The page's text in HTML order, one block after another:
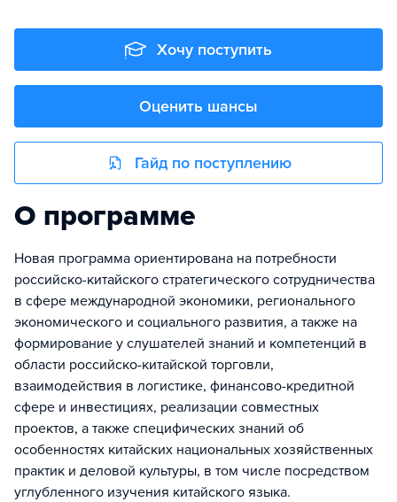
Хочу поступить
Оценить шансы
Гайд по поступлению
О программе
Новая программа ориентирована на потребности
российско-китайского стратегического сотрудничества
в сфере международной экономики, регионального
экономического и социального развития, а также на
формирование у слушателей знаний и компетенций в
области российско-китайской торговли,
взаимодействия в логистике, финансово-кредитной
сфере и инвестициях, реализации совместных
проектов, а также специфических знаний об
особенностях китайских национальных хозяйственных
практик и деловой культуры, в том числе посредством
углубленного изучения китайского языка.